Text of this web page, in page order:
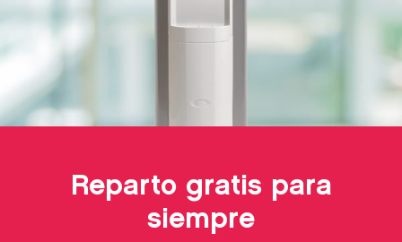
Reparto gratis para
siempre